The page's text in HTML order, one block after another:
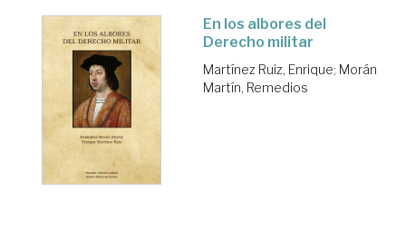
En los albores del
Derecho militar
Martínez Ruiz, Enrique; Morán
Martín, Remedios